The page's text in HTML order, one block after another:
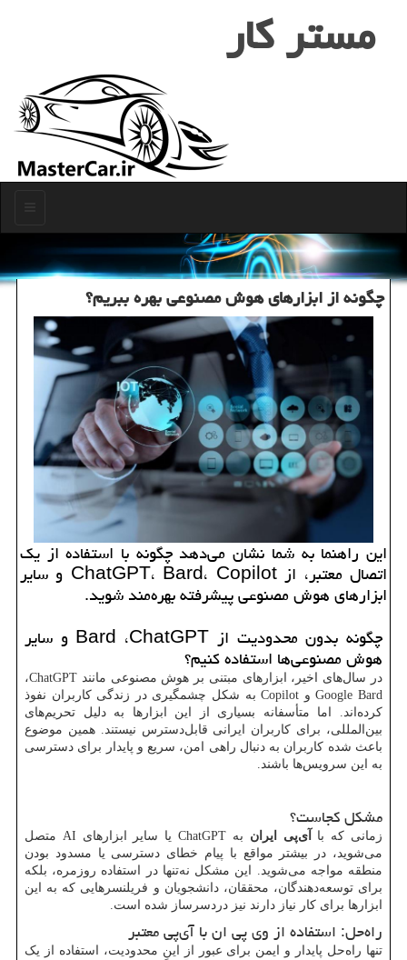
مستر كار
چگونه از ابزارهای هوش مصنوعی بهره ببریم؟
این راهنما به شما نشان می‌دهد چگونه با استفاده از یک
اتصال معتبر، از ChatGPT، Bard، Copilot و سایر
ابزارهای هوش مصنوعی پیشرفته بهره‌مند شوید.
چگونه بدون محدودیت از ChatGPT، Bard و سایر
هوش مصنوعی‌ها استفاده کنیم؟
در سال‌های اخیر، ابزارهای مبتنی بر هوش مصنوعی مانند ChatGPT،
Google Bardو Copilotبه شکل چشمگیری در زندگی کاربران نفوذ
کرده‌اند. اما متأسفانه بسیاری از این ابزارها به دلیل تحریم‌های
بین‌المللی، برای کاربران ایرانی قابل‌دسترس نیستند. همین موضوع
باعث شده کاربران به دنبال راهی امن، سریع و پایدار برای دسترسی
به این سرویس‌ها باشند.
مشکل کجاست؟
زمانی که با آی‌پی ایران به ChatGPTیا سایر ابزارهای AI متصل
می‌شوید، در بیشتر مواقع با پیام خطای دسترسی یا مسدود بودن
منطقه مواجه می‌شوید. این مشکل نه‌تنها در استفاده روزمره، بلکه
برای توسعه‌دهندگان، محققان، دانشجویان و فریلنسرهایی که به این
ابزارها برای کار نیاز دارند نیز دردسرساز شده است.
راه‌حل: استفاده از وی پی ان با آی‌پی معتبر
تنها راه‌حل پایدار و ایمن برای عبور از این محدودیت، استفاده از یک